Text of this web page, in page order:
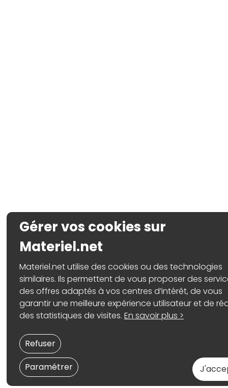
Gérer vos cookies sur
Materiel.net
Materiel.net utilise des cookies ou des technologies
similaires. Ils permettent de vous proposer des
des offres adaptés à vos centres d’intérêt, de vous
garantir une meilleure expérience utilisateur et de
des statistiques de visites.En savoir plus >
Paramétrer
Refuser